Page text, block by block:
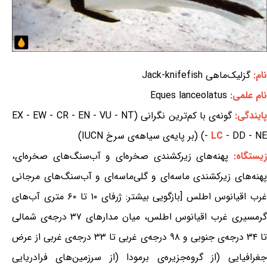
نام:گزلیک‌ماهی Jack-knifefish
نام علمی: Eques lanceolatus
پایندگی:
گونه‌ی با کم‌ترین نگرانی (EX - EW - CR - EN - VU - NT
- LC - DD - NE) (بر پایه‌ی سیاهه‌ی سرخ IUCN)
زیستگاه: پهنه‌های زیرکشندی صخره‌ای و آب‌سنگ‌های صخره‌ای،
پهنه‌های زیرکشندی ماسه‌ای و گلی‌ماسه‌ای و آب‌سنگ‌های مرجانی
غرب اقیانوس اطلس [بازگویی بیشتر: ژرفای ۱۰ تا ۶۰ متری آب‌های
گرمسیری غرب اقیانوس اطلس، میان مدارهای ۳۷ درجه‌ی شمالی
تا ۳۴ درجه‌ی جنوبی و ۹۸ درجه‌ی غربی تا ۳۳ درجه‌ی غربی از عرض
جغرافیایی (از گروه‌جزیره‌ی برمودا (از سرزمین‌های فرادریایی